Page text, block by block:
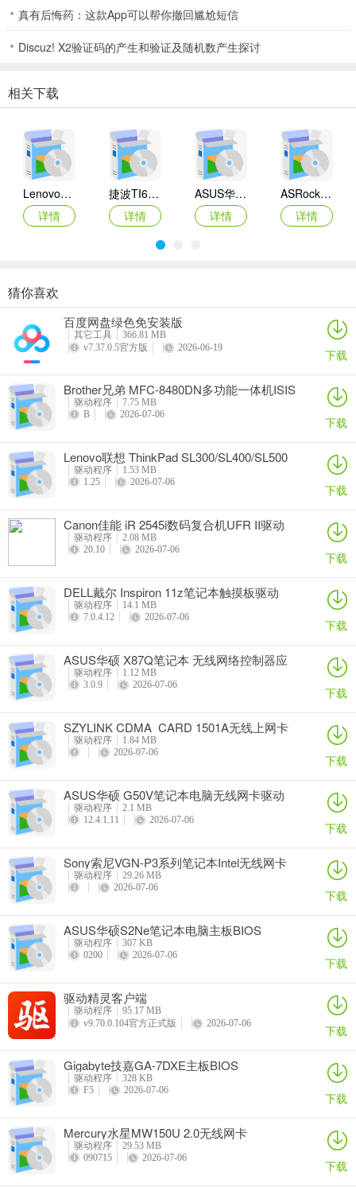
真有后悔药：这款App可以帮你撤回尴尬短信
Discuz! X2验证码的产生和验证及随机数产生探讨
相关下载
Lenovo联想 Ideapad Z465/Z565系列笔记本 声卡驱动
详情
捷波TI61AG-A主板BIOS
详情
ASUS华硕F1A55-M LX3 R2.0主板BIOS
详情
ASRock华擎IMB-A160主板BIOS
详情
奥睿科PAS3062-2E/PAS3062-2S/PAS3064-2S2E系列扩展卡驱动
详情
Canon佳能 PowerShot A310 WIA驱动
详情
AMD Mobility Radeon HD 2000/HD 3000/HD 4000/HD 5000系列移动显卡催化剂驱动
映泰Hi-Fi H77S 5.x主板BIOS
猜你喜欢
百度网盘绿色免安装版
其它工具
366.81 MB
v7.37.0.5官方版
2026-06-19 下载
Brother兄弟 MFC-8480DN多功能一体机ISIS
驱动
驱动程序
7.75 MB
B
2026-07-06 下载
Lenovo联想 ThinkPad SL300/SL400/SL500
笔记本BIOS
驱动程序
1.53 MB
1.25
2026-07-06 下载
Canon佳能 iR 2545i数码复合机UFR II驱动
驱动程序
2.08 MB
20.10
2026-07-06 下载
DELL戴尔 Inspiron 11z笔记本触摸板驱动
驱动程序
14.1 MB
7.0.4.12
2026-07-06 下载
ASUS华硕 X87Q笔记本 无线网络控制器应
用程序
驱动程序
1.12 MB
3.0.9
2026-07-06 下载
SZYLINK CDMA_CARD 1501A无线上网卡
驱动程序
1.84 MB
2026-07-06
下载
ASUS华硕 G50V笔记本电脑无线网卡驱动
驱动程序
2.1 MB
12.4.1.11
2026-07-06 下载
Sony索尼VGN-P3系列笔记本Intel无线网卡
驱动
驱动程序
29.26 MB
2026-07-06
下载
ASUS华硕S2Ne笔记本电脑主板BIOS
驱动程序
307 KB
0200
2026-07-06 下载
驱动精灵客户端
驱动程序
95.17 MB
v9.70.0.104官方正式版
2026-07-06 下载
Gigabyte技嘉GA-7DXE主板BIOS
驱动程序
328 KB
F5
2026-07-06 下载
Mercury水星MW150U 2.0无线网卡
驱动程序
29.53 MB
090715
2026-07-06 下载